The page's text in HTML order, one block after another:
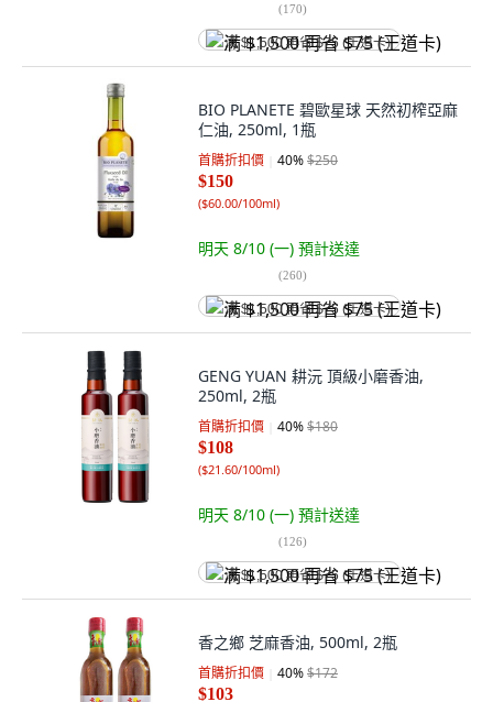
(170)
满 $1,500 再省 $75 (王道卡)
BIO PLANETE 碧歐星球 天然初榨亞麻
仁油, 250ml, 1瓶
首購折扣價 40%$250
$150
($60.00/100ml)
明天 8/10 (一) 預計送達
(260)
满 $1,500 再省 $75 (王道卡)
GENG YUAN 耕沅 頂級小磨香油,
250ml, 2瓶
首購折扣價 40%$180
$108
($21.60/100ml)
明天 8/10 (一) 預計送達
(126)
满 $1,500 再省 $75 (王道卡)
香之鄉 芝麻香油, 500ml, 2瓶
首購折扣價 40%$172
$103